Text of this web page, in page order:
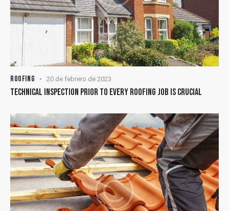
ROOFING 20 de febrero de 2023
TECHNICAL INSPECTION PRIOR TO EVERY ROOFING JOB IS CRUCIAL